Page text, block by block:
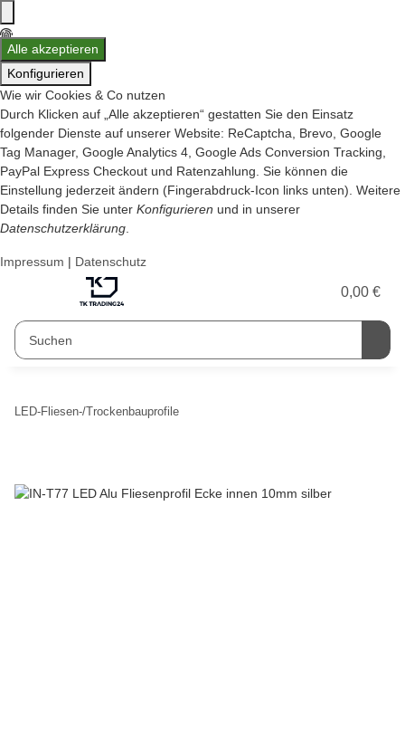
Alle akzeptieren
Konfigurieren
Wie wir Cookies & Co nutzen
Durch Klicken auf „Alle akzeptieren“ gestatten Sie den Einsatz
folgender Dienste auf unserer Website: ReCaptcha, Brevo, Google
Tag Manager, Google Analytics 4, Google Ads Conversion Tracking,
PayPal Express Checkout und Ratenzahlung. Sie können die
Einstellung jederzeit ändern (Fingerabdruck-Icon links unten). Weitere
Details finden Sie unter Konfigurieren und in unserer
Datenschutzerklärung
Impressum | Datenschutz
0,00 €
LED-Fliesen-/Trockenbauprofile